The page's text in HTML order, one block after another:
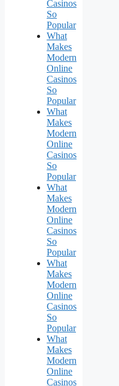
Casinos
So
Popular
What
Makes
Modern
Online
Casinos
So
Popular
What
Makes
Modern
Online
Casinos
So
Popular
What
Makes
Modern
Online
Casinos
So
Popular
What
Makes
Modern
Online
Casinos
So
Popular
What
Makes
Modern
Online
Casinos